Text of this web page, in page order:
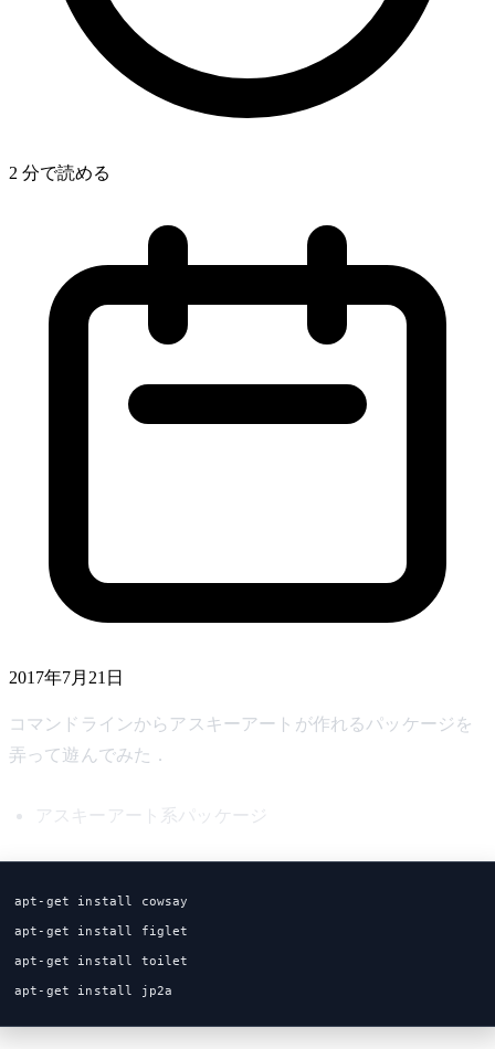
2 分で読める
2017年7月21日
コマンドラインからアスキーアートが作れるパッケージを
弄って遊んでみた．
アスキーアート系パッケージ
apt-get install cowsay
apt-get install figlet
apt-get install toilet
apt-get install jp2a